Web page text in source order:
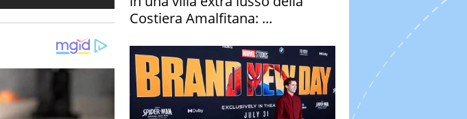
Costiera Amalfitana: ...